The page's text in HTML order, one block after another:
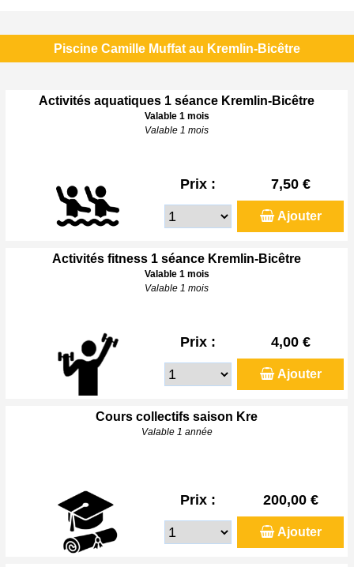
Piscine Camille Muffat au Kremlin-Bicêtre
Activités aquatiques 1 séance Kremlin-Bicêtre
Valable 1 mois
Valable 1 mois
Prix : 7,50 €
Ajouter
Activités fitness 1 séance Kremlin-Bicêtre
Valable 1 mois
Valable 1 mois
Prix : 4,00 €
Ajouter
Cours collectifs saison Kre
Valable 1 année
Prix : 200,00 €
Ajouter